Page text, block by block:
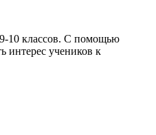
10 классов. С помощью
интерес учеников к